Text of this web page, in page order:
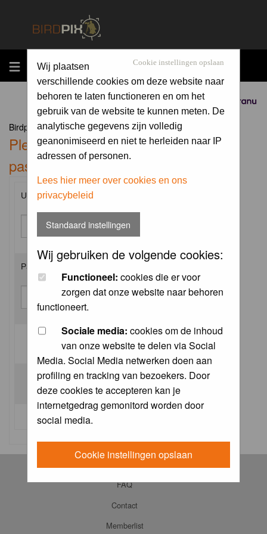
MENU
Sponsored by
Cookie instellingen opslaan
Wij plaatsen
verschillende cookies om deze website naar
behoren te laten functioneren en om het
gebruik van de website te kunnen meten. De
analytische gegevens zijn volledig
geanonimiseerd en niet te herleiden naar IP
adressen of personen.
Lees hier meer over cookies en ons
privacybeleid
Standaard instellingen
Wij gebruiken de volgende cookies:
Functioneel: cookies die er voor
zorgen dat onze website naar behoren
functioneert.
Sociale media: cookies om de inhoud
van onze website te delen via Social
Media. Social Media netwerken doen aan
profiling en tracking van bezoekers. Door
deze cookies te accepteren kan je
internetgedrag gemonitord worden door
social media.
Cookie instellingen opslaan
Birdpix.nl Forum Index
Please enter your username and
password to log in.
Username:
Password:
Log me on automatically each visit:
I forgot my password
FAQ
Contact
Memberlist